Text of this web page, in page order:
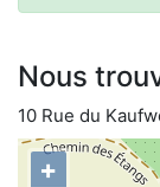
Nous
10 Rue du
+